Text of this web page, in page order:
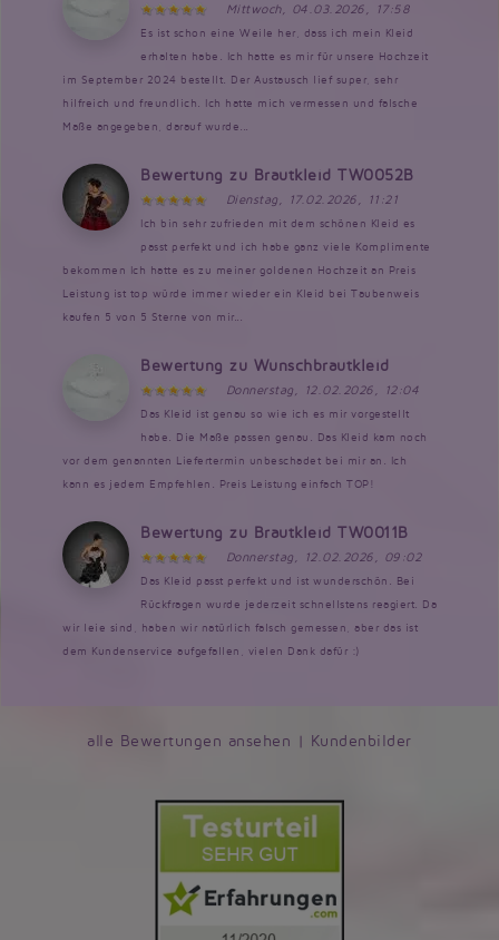
Mittwoch, 04.03.2026, 17:58
Es ist schon eine Weile her, dass ich mein Kleid
erhalten habe. Ich hatte es mir für unsere Hochzeit
im September 2024 bestellt. Der Austausch lief super, sehr
hilfreich und freundlich. Ich hatte mich vermessen und falsche
Maße angegeben, darauf wurde...
Bewertung zu Brautkleid TW0052B
Dienstag, 17.02.2026, 11:21
Ich bin sehr zufrieden mit dem schönen Kleid es
passt perfekt und ich habe ganz viele Komplimente
bekommen Ich hatte es zu meiner goldenen Hochzeit an Preis
Leistung ist top würde immer wieder ein Kleid bei Taubenweis
kaufen 5 von 5 Sterne von mir...
Bewertung zu Wunschbrautkleid
Donnerstag, 12.02.2026, 12:04
Das Kleid ist genau so wie ich es mir vorgestellt
habe. Die Maße passen genau. Das Kleid kam noch
vor dem genannten Liefertermin unbeschadet bei mir an. Ich
kann es jedem Empfehlen. Preis Leistung einfach TOP!
Bewertung zu Brautkleid TW0011B
Donnerstag, 12.02.2026, 09:02
Das Kleid passt perfekt und ist wunderschön. Bei
Rückfragen wurde jederzeit schnellstens reagiert. Da
wir leie sind, haben wir natürlich falsch gemessen, aber das ist
dem Kundenservice aufgefallen, vielen Dank dafür :)
alle Bewertungen ansehen | Kundenbilder